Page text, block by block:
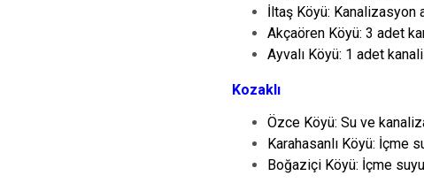
İltaş Köyü: Kanalizasyon
Akçaören Köyü: 3 adet
Ayvalı Köyü: 1 adet
Kozaklı
Özce Köyü: Su ve
Karahasanlı Köyü: İçme
Boğaziçi Köyü: İçme